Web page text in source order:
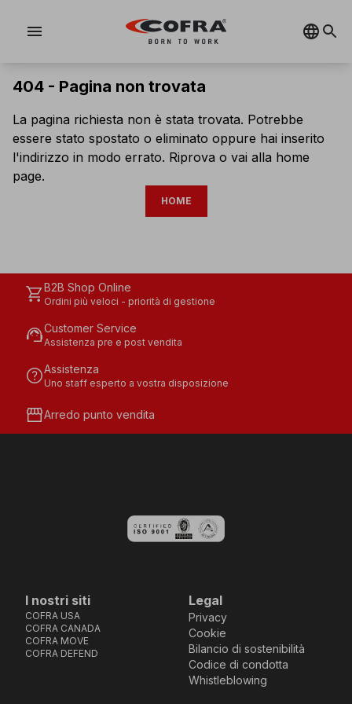
menu
404 - Pagina non trovata
La pagina richiesta non è stata trovata. Potrebbe
essere stato spostato o eliminato oppure hai inserito
l'indirizzo in modo errato. Riprova o vai alla home
page.
HOME
shopping_cartB2B Shop Online
Ordini più veloci - priorità di gestione
support_agentCustomer Service
Assistenza pre e post vendita
helpAssistenza
Uno staff esperto a vostra disposizione
storefrontArredo punto vendita
I nostri siti
COFRA USA
COFRA CANADA
COFRA MOVE
COFRA DEFEND
Legal
Privacy
Cookie
Bilancio di sostenibilità
Codice di condotta
Whistleblowing